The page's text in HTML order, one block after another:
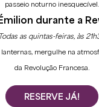
– Millésime 2026
les Vendanges
de festival au
et convivialité. Au
du monde, avec
Plays Guts”.
passeio noturno inesquecível.
durante a
Todas as quintas-feiras, às
mergulhe na
da Revolução Francesa.
RESERVE JÁ!